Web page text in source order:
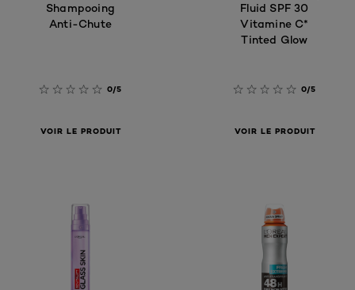
Shampooing
Anti-Chute
0/5
VOIR LE PRODUIT
Fluid SPF 30
Vitamine C*
Tinted Glow
0/5
VOIR LE PRODUIT